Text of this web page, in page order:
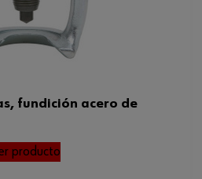
fundición acero de
producto